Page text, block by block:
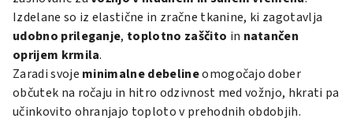
Izdelane so iz elastične in zračne tkanine, ki zagotavlja
udobno prileganje, toplotno zaščito in natančen
oprijem krmila.
Zaradi svoje minimalne debelineomogočajo dober
občutek na ročaju in hitro odzivnost med vožnjo, hkrati pa
učinkovito ohranjajo toploto v prehodnih obdobjih.